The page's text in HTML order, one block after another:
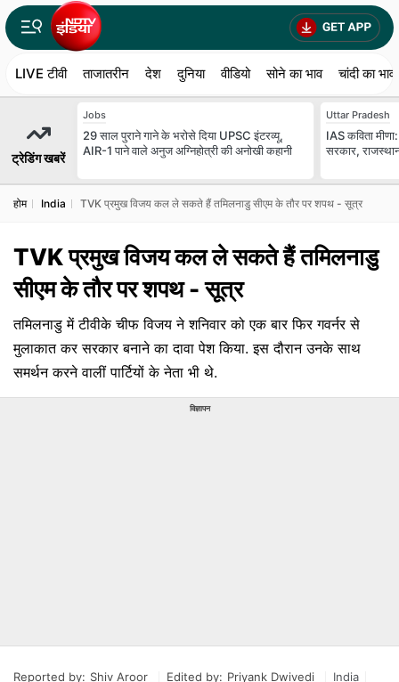
LIVE टीवी ताजातरीन देश दुनिया वीडियो सोने का भाव चांदी का भाव
ट्रेडिंग खबरें
Jobs
29 साल पुराने गाने के भरोसे दिया UPSC इंटरव्यू,
AIR-1 पाने वाले अनुज अग्निहोत्री की अनोखी कहानी
Uttar Pradesh
IAS कविता
सरकार, राजस्थान
होम India TVK प्रमुख विजय कल ले सकते हैं तमिलनाडु सीएम के तौर पर शपथ - सूत्र
TVK प्रमुख विजय कल ले सकते हैं तमिलनाडु
सीएम के तौर पर शपथ - सूत्र
तमिलनाडु में टीवीके चीफ विजय ने शनिवार को एक बार फिर गवर्नर से
मुलाकात कर सरकार बनाने का दावा पेश किया. इस दौरान उनके साथ
समर्थन करने वालीं पार्टियों के नेता भी थे.
विज्ञापन
Reported by: Shiv Aroor Edited by: Priyank Dwivedi
India